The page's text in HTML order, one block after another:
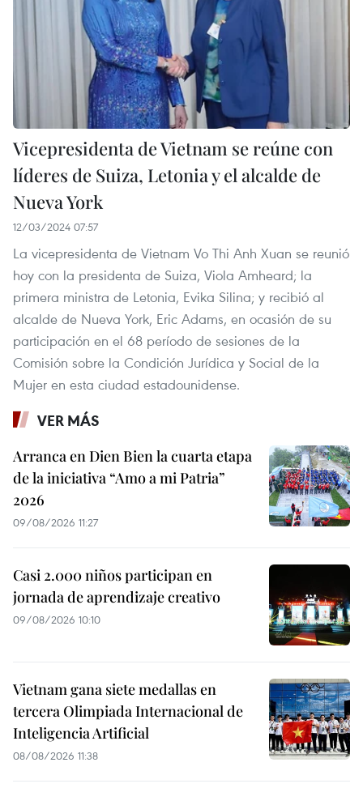
Vicepresidenta de Vietnam se reúne con
líderes de Suiza, Letonia y el alcalde de
Nueva York
12/03/2024 07:57
La vicepresidenta de Vietnam Vo Thi Anh Xuan se reunió
hoy con la presidenta de Suiza, Viola Amheard; la
primera ministra de Letonia, Evika Silina; y recibió al
alcalde de Nueva York, Eric Adams, en ocasión de su
participación en el 68 período de sesiones de la
Comisión sobre la Condición Jurídica y Social de la
Mujer en esta ciudad estadounidense.
VER MÁS
Arranca en Dien Bien la cuarta etapa
de la iniciativa “Amo a mi Patria”
2026
09/08/2026 11:27
Casi 2.000 niños participan en
jornada de aprendizaje creativo
09/08/2026 10:10
Vietnam gana siete medallas en
tercera Olimpiada Internacional de
Inteligencia Artificial
08/08/2026 11:38